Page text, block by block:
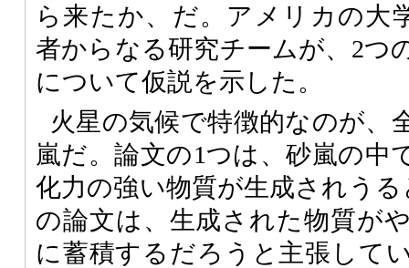
ら来たか、だ。アメリカの大
者からなる研究チームが、2つ
について仮説を示した。
火星の気候で特徴的なのが、
嵐だ。論文の1つは、砂嵐の中
化力の強い物質が生成されう
の論文は、生成された物質が
に蓄積するだろうと主張して